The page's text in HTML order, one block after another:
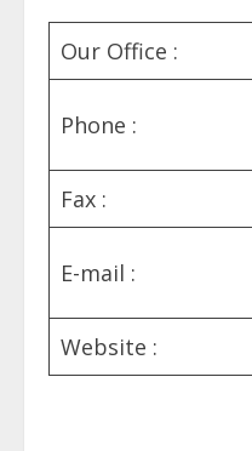
Our Office :
Phone :
Fax :
E-mail :
Website :